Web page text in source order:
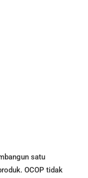
satu
OCOP tidak